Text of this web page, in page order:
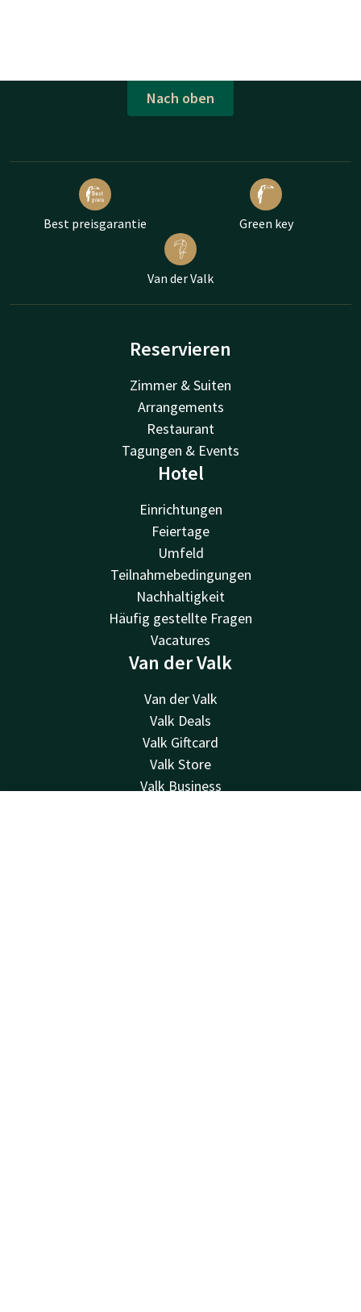
Nach oben
Best preisgarantie Green key
Van der Valk
Reservieren
Zimmer & Suiten
Arrangements
Restaurant
Tagungen & Events
Hotel
Einrichtungen
Feiertage
Umfeld
Teilnahmebedingungen
Nachhaltigkeit
Häufig gestellte Fragen
Vacatures
Van der Valk
Van der Valk
Valk Deals
Valk Giftcard
Valk Store
Valk Business